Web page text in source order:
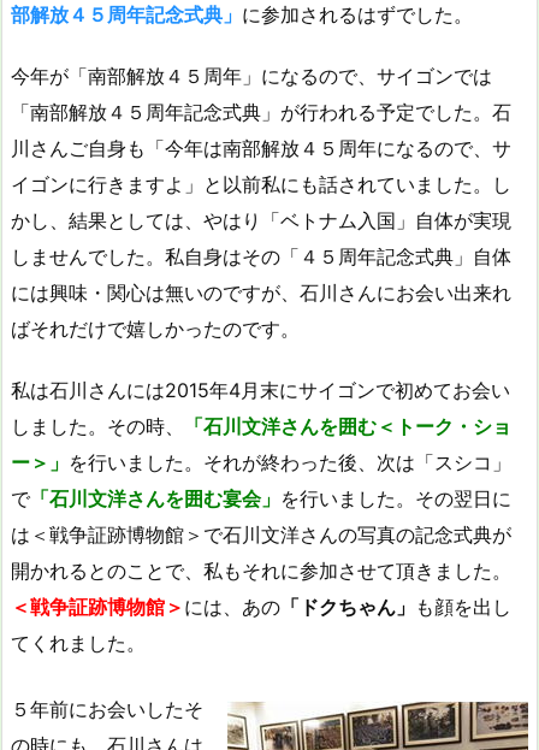
部解放４５周年記念式典」 に参加されるはずでした。
今年が「南部解放４５周年」になるので、サイゴンでは
「南部解放４５周年記念式典」が行われる予定でした。石
川さんご自身も「今年は南部解放４５周年になるので、サ
イゴンに行きますよ」と以前私にも話されていました。し
かし、結果としては、やはり「ベトナム入国」自体が実現
しませんでした。私自身はその「４５周年記念式典」自体
には興味・関心は無いのですが、石川さんにお会い出来れ
ばそれだけで嬉しかったのです。
私は石川さんには2015年4月末にサイゴンで初めてお会い
しました。その時、
「石川文洋さんを囲む＜トーク・ショ
ー＞」 を行いました。それが終わった後、次は「スシコ」
で「石川文洋さんを囲む宴会」 を行いました。その翌日に
は＜戦争証跡博物館＞で石川文洋さんの写真の記念式典が
開かれるとのことで、私もそれに参加させて頂きました。
＜戦争証跡博物館＞ には、あの 「ドクちゃん」 も顔を出し
てくれました。
５年前にお会いしたそ